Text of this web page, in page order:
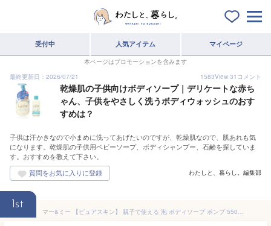
受付中 人気アイテム マイページ
本ページはプロモーションを含みます
最終更新日：2026/07/21
1583View 31 コメント
乾燥肌の子供向けボディソープ｜デリケートな赤ち
ゃん、子供をやさしく洗うボディウォッシュのおす
すめは？
子供は汗かきなので小まめに洗ってあげたいのですが、乾燥肌なので、肌あれも気
になります。乾燥肌の子供用ベビーソープ、ボディシャンプー、石鹸を探していま
す。おすすめを教えて下さい。
わたしと、暮らし。編集部
1st
マー&ミー 【ピュアスキン】 親子で使える 泡 ボディソープ ポンプ 550ml + リンスインシャンプー ミニボトル 80ml | ベビー ソープ ママ キッズ 子供 赤ちゃん ラッテ 石鹸